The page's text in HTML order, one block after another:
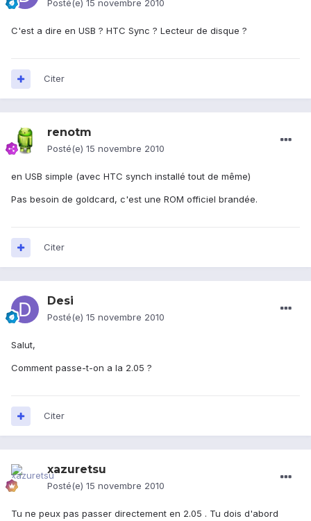
Posté(e) 15 novembre 2010
C'est a dire en USB ? HTC Sync ? Lecteur de disque ?
Citer
renotm
Posté(e) 15 novembre 2010
en USB simple (avec HTC synch installé tout de même)
Pas besoin de goldcard, c'est une ROM officiel brandée.
Citer
Desi
Posté(e) 15 novembre 2010
Salut,
Comment passe-t-on a la 2.05 ?
Citer
xazuretsu
Posté(e) 15 novembre 2010
Tu ne peux pas passer directement en 2.05 . Tu dois d'abord